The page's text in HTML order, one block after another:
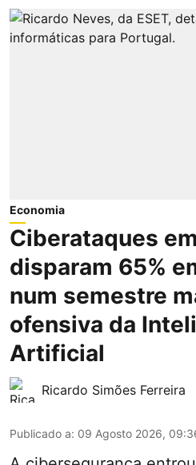
Economia
Ciberataques
disparam 65%
num semestre
ofensiva da
Artificial
Ricardo Simões Ferreira
Publicado a: 09 Agosto 2026,